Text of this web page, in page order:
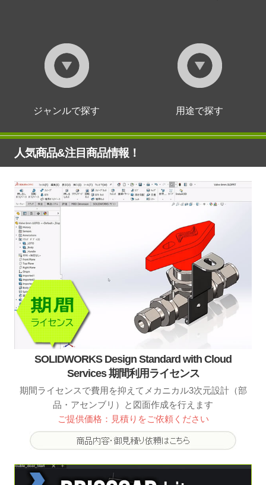
ジャンルで探す 用途で探す
人気商品&注目商品情報！
SOLIDWORKS Design Standard with Cloud
Services 期間利用ライセンス
期間ライセンスで費用を抑えてメカニカル3次元設計（部
品・アセンブリ）と図面作成を行えます
ご提供価格：見積りをご依頼ください